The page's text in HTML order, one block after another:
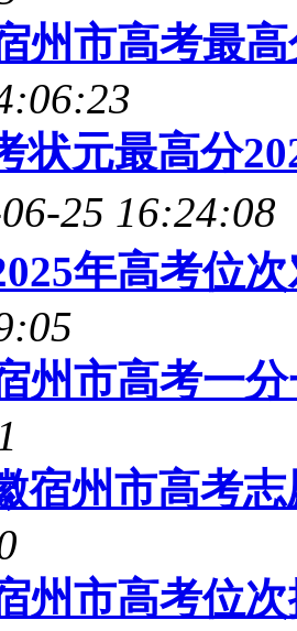
州市高考最
状元最高分
25 16:24:08
年高考位
州市高考一
宿州市高考
州市高考位